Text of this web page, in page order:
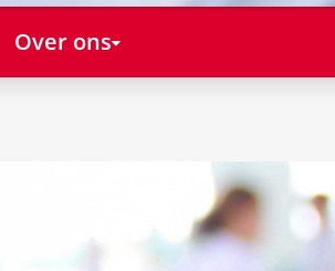
Over ons